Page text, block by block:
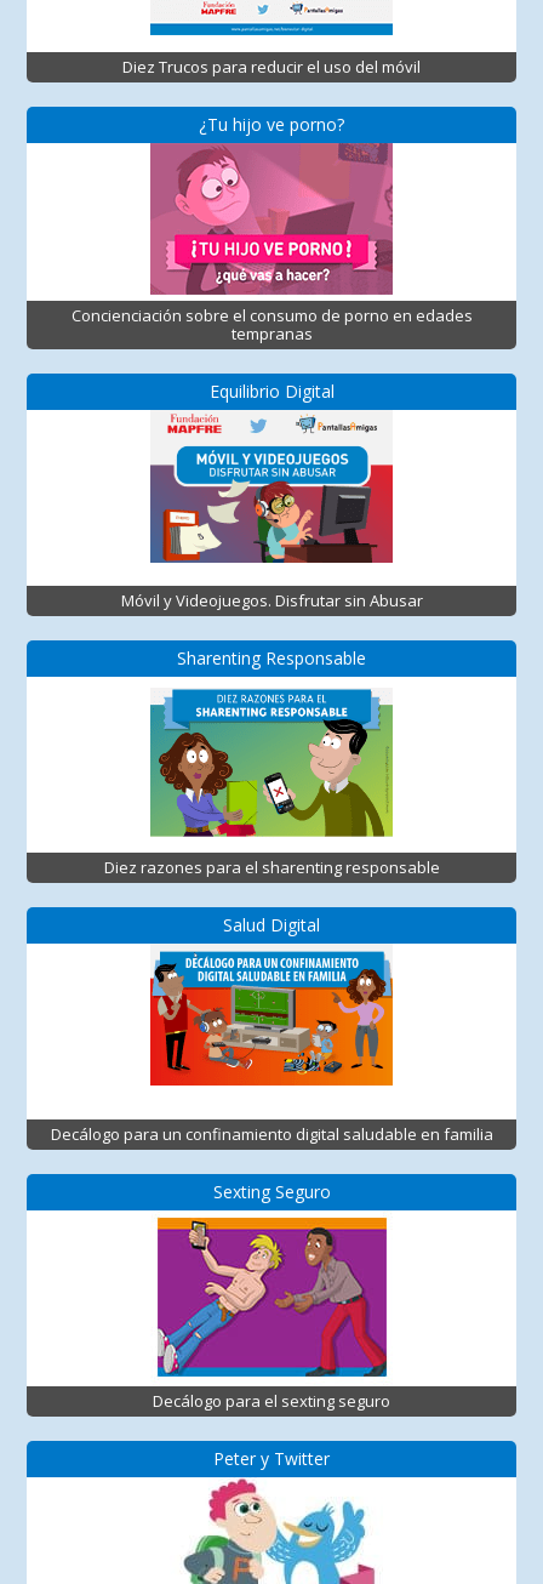
Diez Trucos para reducir el uso del móvil
¿Tu hijo ve porno?
Concienciación sobre el consumo de porno en edades
tempranas
Equilibrio Digital
Móvil y Videojuegos. Disfrutar sin Abusar
Sharenting Responsable
Diez razones para el sharenting responsable
Salud Digital
Decálogo para un confinamiento digital saludable en familia
Sexting Seguro
Decálogo para el sexting seguro
Peter y Twitter